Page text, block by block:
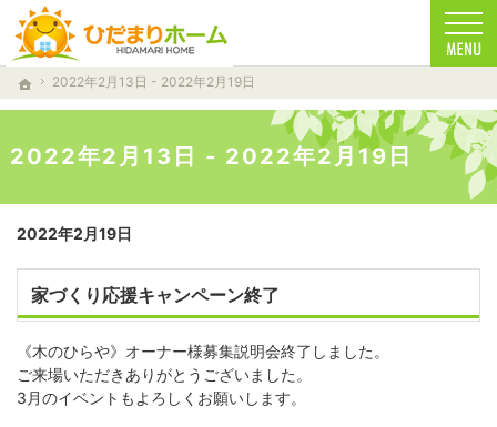
ホーム
2022年2月13日 - 2022年2月19日
2022年2月13日 - 2022年2月19日
一生に一度の家づくり。注文住宅（仁多郡・雲南市・松江市）の工務店なら安心・信頼の
注文住宅（仁多郡・雲南市・松江市）の工務店なら当店で家づくり
2022年2月19日
家づくり応援キャンペーン終了
《木のひらや》オーナー様募集説明会終了しました。
ご来場いただきありがとうございました。
3月のイベントもよろしくお願いします。